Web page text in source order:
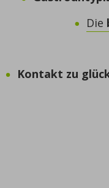
Die
Kontakt zu